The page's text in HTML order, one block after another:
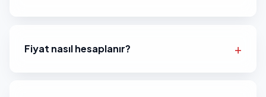
Fiyat nasıl hesaplanır?